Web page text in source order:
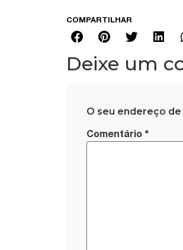
COMPARTILHAR
Deixe um
O seu endereço
Comentário *